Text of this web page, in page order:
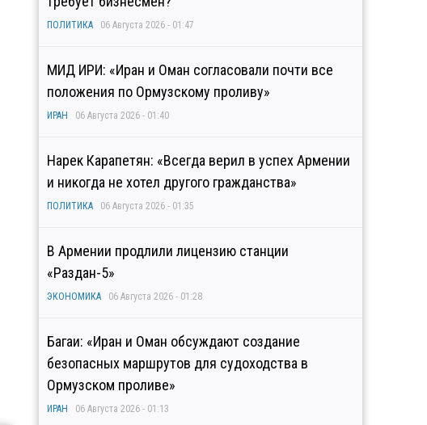
ПОЛИТИКА 06 Августа 2026 - 01:47
МИД ИРИ: «Иран и Оман согласовали почти все
положения по Ормузскому проливу»
ИРАН 06 Августа 2026 - 01:40
Нарек Карапетян: «Всегда верил в успех Армении
и никогда не хотел другого гражданства»
ПОЛИТИКА 06 Августа 2026 - 01:35
В Армении продлили лицензию станции
«Раздан-5»
ЭКОНОМИКА 06 Августа 2026 - 01:28
Багаи: «Иран и Оман обсуждают создание
безопасных маршрутов для судоходства в
Ормузском проливе»
ИРАН 06 Августа 2026 - 01:13